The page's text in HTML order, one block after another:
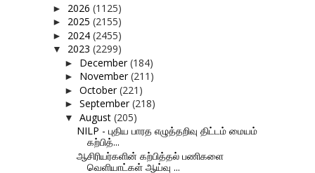
► 2026 (1125)
► 2025 (2155)
► 2024 (2455)
▼ 2023 (2299)
► December(184)
► November(211)
► October(221)
► September(218)
▼ August (205)
NILP - புதிய பாரத எழுத்தறிவு திட்டம் மையம்
கற்பித்...
ஆசிரியர்களின் கற்பித்தல் பணிகளை
வெளியாட்கள் ஆய்வு ...